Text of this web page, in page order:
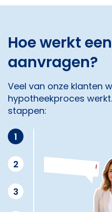
Hoe werkt
aanvragen?
Veel van onze klanten
hypotheekproces
stappen:
1
2
3